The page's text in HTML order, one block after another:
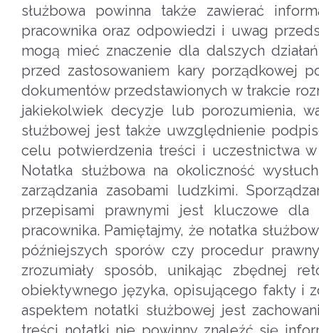
służbowa powinna także zawierać
pracownika oraz odpowiedzi i uwag
mogą mieć znaczenie dla dalszych
przed zastosowaniem kary porządkowej
dokumentów przedstawionych w trakcie
jakiekolwiek decyzje lub porozumienia,
służbowej jest także uwzględnienie
celu potwierdzenia treści i uczestnictwa
Notatka służbowa na okoliczność
zarządzania zasobami ludzkimi.
przepisami prawnymi jest kluczowe dla
pracownika. Pamiętajmy, że notatka
późniejszych sporów czy procedur
zrozumiały sposób, unikając zbędnej
obiektywnego języka, opisującego fakty i
aspektem notatki służbowej jest